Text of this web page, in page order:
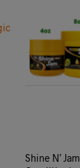
Shine N’